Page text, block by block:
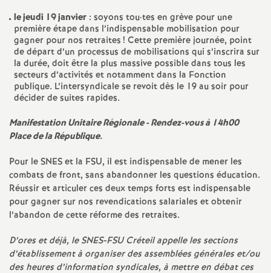
n
d
d
e
g
r
O
le jeudi 19 janvier : soyons tou·tes en grève pour une
première étape dans l’indispensable mobilisation pour
gagner pour nos retraites ! Cette première journée, point
de départ d’un processus de mobilisations qui s’inscrira sur
la durée, doit être la plus massive possible dans tous les
secteurs d’activités et notamment dans la Fonction
publique. L’intersyndicale se revoit dès le 19 au soir pour
décider de suites rapides.
Manifestation Unitaire Régionale - Rendez-vous à 14h00
Place de la République.
Pour leSNESet la FSU, il est indispensable de mener les
combats de front, sans abandonner les questions éducation.
Réussir et articuler ces deux temps forts est indispensable
pour gagner sur nos revendications salariales et obtenir
l’abandon de cette réforme des retraites.
D’ores et déjà, leSNES-FSUCréteil appelle les sections
d’établissement à organiser des assemblées générales et/ou
des heures d’information syndicales, à mettre en débat ces